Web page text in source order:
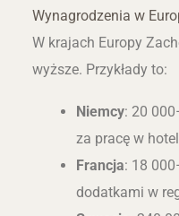
Wynagrodzenia w
W krajach Europy
wyższe. Przykłady to:
Niemcy: 20
za pracę w
Francja: 18
dodatkami w